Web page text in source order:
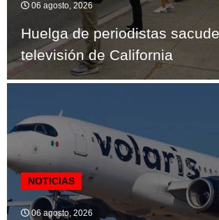
06 agosto, 2026
Huelga de periodistas
televisión de California
NOTICIAS
06 agosto, 2026